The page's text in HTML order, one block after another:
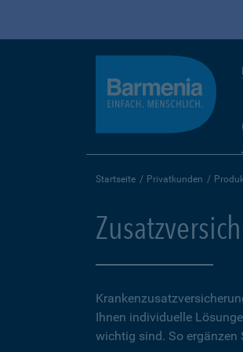
Startseite Privatkunden
Ihnen individuelle
wichtig sind. So ergänzen